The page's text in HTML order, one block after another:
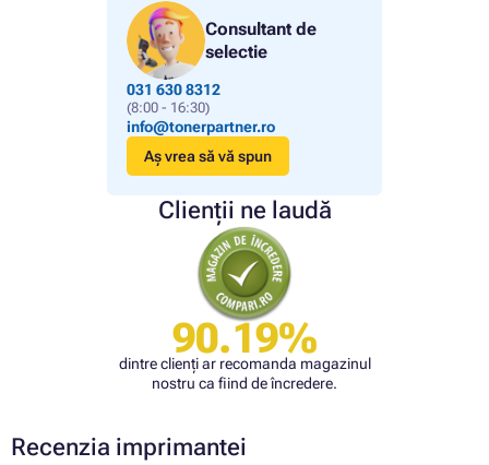
Consultant de
selectie
031 630 8312
(8:00 - 16:30)
info@tonerpartner.ro
Aș vrea să vă spun
Clienții ne laudă
90.19%
dintre clienți ar recomanda magazinul
nostru ca fiind de încredere.
Recenzia imprimantei